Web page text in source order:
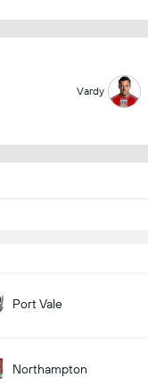
Vardy
Port Vale
Northampton